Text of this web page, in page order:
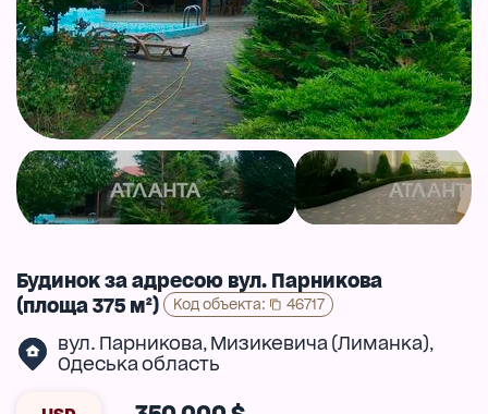
Будинок за адресою вул. Парникова
(площа 375 м²)
Код объекта: 46717
вул. Парникова, Мизикевича (Лиманка),
Одеська область